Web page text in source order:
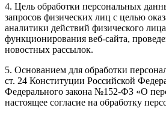
4. Цель обработки персональных
запросов физических лиц с целью
аналитики действий физического
функционирования веб-сайта,
новостных рассылок.
5. Основанием для обработки
ст. 24 Конституции Российской
Федерального закона №152-ФЗ «О
настоящее согласие на обработку